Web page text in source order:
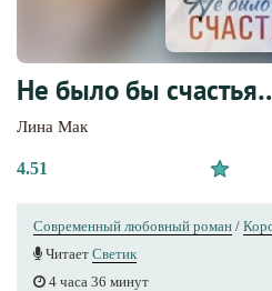
Не было бы
Лина Мак
4.51
Современный любовный роман /
Читает Светик
4 часа 36 минут